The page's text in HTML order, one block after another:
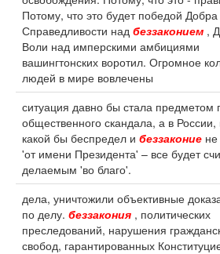
Потому, что это будет победой
Справедливости над беззаконием ,
Воли над имперскими амбициями
вашингтонских воротил. Огромное
людей в мире вовлечены
ситуация давно бы стала предметом
общественного скандала, а в
какой бы беспредел и беззаконие
'от имени Президента' – все будет
делаемым 'во благо'.
дела, уничтожили объективные
по делу. беззакония , политических
преследований, нарушения
свобод, гарантированных